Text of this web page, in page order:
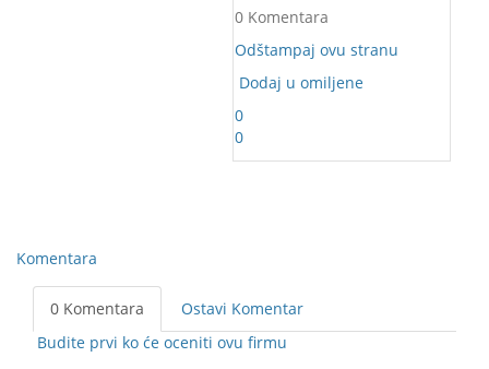
0 Komentara
Odštampaj ovu stranu
Dodaj u omiljene
0
0
Komentara
0 Komentara
Ostavi Komentar
Budite prvi ko će oceniti ovu firmu